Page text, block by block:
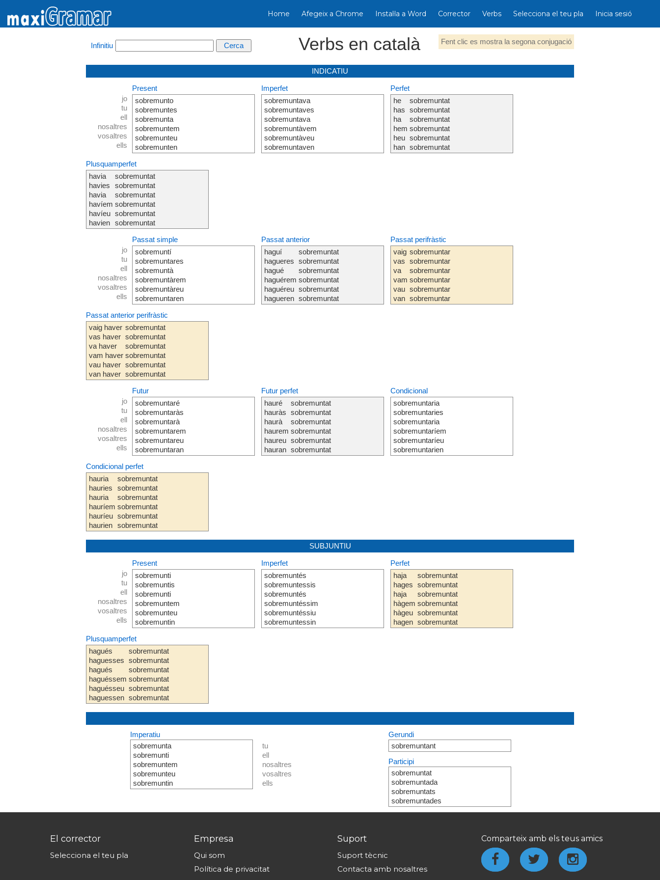
Home Afegeix a Chrome Instal·la a Word Corrector Verbs Selecciona el teu pla Inicia sesió
Infinitiu Verbs en català Fent clic es mostra la segona conjugació
INDICATIU
jo
tu
ell
nosaltres
vosaltres
ells
Present
sobremunto
sobremuntes
sobremunta
sobremuntem
sobremunteu
sobremunten
Imperfet
sobremuntava
sobremuntaves
sobremuntava
sobremuntàvem
sobremuntàveu
sobremuntaven
Perfet
he
has
ha
hem
heu
han
sobremuntat
sobremuntat
sobremuntat
sobremuntat
sobremuntat
sobremuntat
Plusquamperfet
havia
havies
havia
havíem
havíeu
havien
sobremuntat
sobremuntat
sobremuntat
sobremuntat
sobremuntat
sobremuntat
jo
tu
ell
nosaltres
vosaltres
ells
Passat simple
sobremuntí
sobremuntares
sobremuntà
sobremuntàrem
sobremuntàreu
sobremuntaren
Passat anterior
haguí
hagueres
hagué
haguérem
haguéreu
hagueren
sobremuntat
sobremuntat
sobremuntat
sobremuntat
sobremuntat
sobremuntat
Passat perifràstic
vaig
vas
va
vam
vau
van
sobremuntar
sobremuntar
sobremuntar
sobremuntar
sobremuntar
sobremuntar
Passat anterior perifràstic
vaig haver
vas haver
va haver
vam haver
vau haver
van haver
sobremuntat
sobremuntat
sobremuntat
sobremuntat
sobremuntat
sobremuntat
jo
tu
ell
nosaltres
vosaltres
ells
Futur
sobremuntaré
sobremuntaràs
sobremuntarà
sobremuntarem
sobremuntareu
sobremuntaran
Futur perfet
hauré
hauràs
haurà
haurem
haureu
hauran
sobremuntat
sobremuntat
sobremuntat
sobremuntat
sobremuntat
sobremuntat
Condicional
sobremuntaria
sobremuntaries
sobremuntaria
sobremuntaríem
sobremuntaríeu
sobremuntarien
Condicional perfet
hauria
hauries
hauria
hauríem
hauríeu
haurien
sobremuntat
sobremuntat
sobremuntat
sobremuntat
sobremuntat
sobremuntat
SUBJUNTIU
jo
tu
ell
nosaltres
vosaltres
ells
Present
sobremunti
sobremuntis
sobremunti
sobremuntem
sobremunteu
sobremuntin
Imperfet
sobremuntés
sobremuntessis
sobremuntés
sobremuntéssim
sobremuntéssiu
sobremuntessin
Perfet
haja
hages
haja
hàgem
hàgeu
hagen
sobremuntat
sobremuntat
sobremuntat
sobremuntat
sobremuntat
sobremuntat
Plusquamperfet
hagués
haguesses
hagués
haguéssem
haguésseu
haguessen
sobremuntat
sobremuntat
sobremuntat
sobremuntat
sobremuntat
sobremuntat
Imperatiu
sobremunta
sobremunti
sobremuntem
sobremunteu
sobremuntin
tu
ell
nosaltres
vosaltres
ells
Gerundi
sobremuntant
Participi
sobremuntat
sobremuntada
sobremuntats
sobremuntades
El corrector
Selecciona el teu pla
Empresa
Qui som
Política de privacitat
Suport
Suport tècnic
Contacta amb nosaltres
Comparteix amb els teus amics